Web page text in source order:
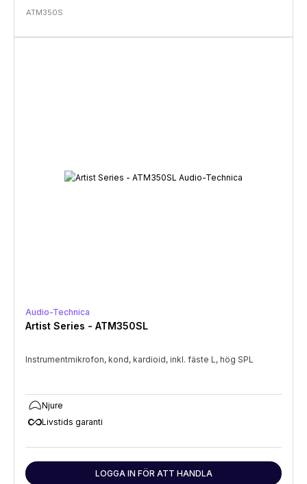
ATM350S
Audio-Technica
Artist Series - ATM350SL
Instrumentmikrofon, kond, kardioid, inkl. fäste L, hög SPL
Njure
all_inclusiveLivstids garanti
LOGGA IN FÖR ATT HANDLA